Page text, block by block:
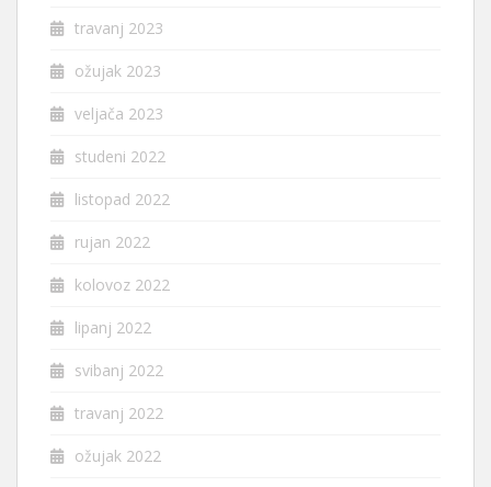
travanj 2023
ožujak 2023
veljača 2023
studeni 2022
listopad 2022
rujan 2022
kolovoz 2022
lipanj 2022
svibanj 2022
travanj 2022
ožujak 2022